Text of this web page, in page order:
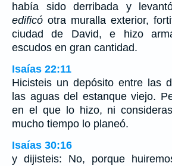
había sido derribada y
edificó otra muralla exterior,
ciudad de David, e hizo
escudos en gran cantidad.
Isaías 22:11
Hicisteis un depósito entre las
las aguas del estanque viejo.
en el que lo hizo, ni
mucho tiempo lo planeó.
Isaías 30:16
y dijisteis: No, porque